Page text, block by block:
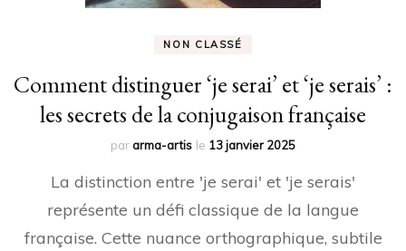
NON CLASSÉ
Comment distinguer ‘je serai’ et ‘je serais’ :
les secrets de la conjugaison française
pararma-artis le 13 janvier 2025
La distinction entre 'je serai' et 'je serais'
représente un défi classique de la langue
française. Cette nuance orthographique, subtile